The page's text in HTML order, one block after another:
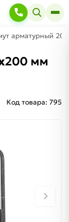
арматурный
мм
Код товара: 795